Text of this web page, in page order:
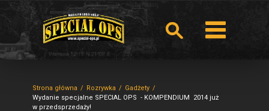
Strona główna Rozrywka
Gadżety
Wydanie specjalne SPECIAL OPS - KOMPENDIUM 2014 już
w przedsprzedaży!